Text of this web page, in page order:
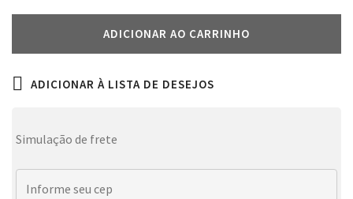
ADICIONAR AO CARRINHO
ADICIONAR À LISTA DE DESEJOS
Simulação de frete